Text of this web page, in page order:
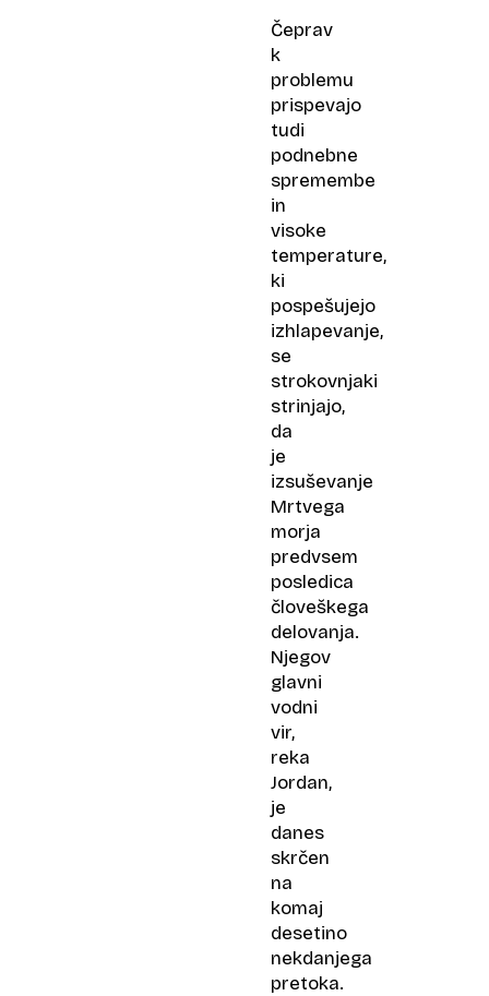
Čeprav
k
problemu
prispevajo
tudi
podnebne
spremembe
in
visoke
temperature,
ki
pospešujejo
izhlapevanje,
se
strokovnjaki
strinjajo,
da
je
izsuševanje
Mrtvega
morja
predvsem
posledica
človeškega
delovanja.
Njegov
glavni
vodni
vir,
reka
Jordan,
je
danes
skrčen
na
komaj
desetino
nekdanjega
pretoka.